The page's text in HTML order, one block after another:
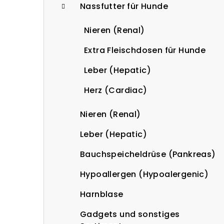
Nassfutter für Hunde
Nieren (Renal)
Extra Fleischdosen für Hunde
Leber (Hepatic)
Herz (Cardiac)
Nieren (Renal)
Leber (Hepatic)
Bauchspeicheldrüse (Pankreas)
Hypoallergen (Hypoalergenic)
Harnblase
Gadgets und sonstiges